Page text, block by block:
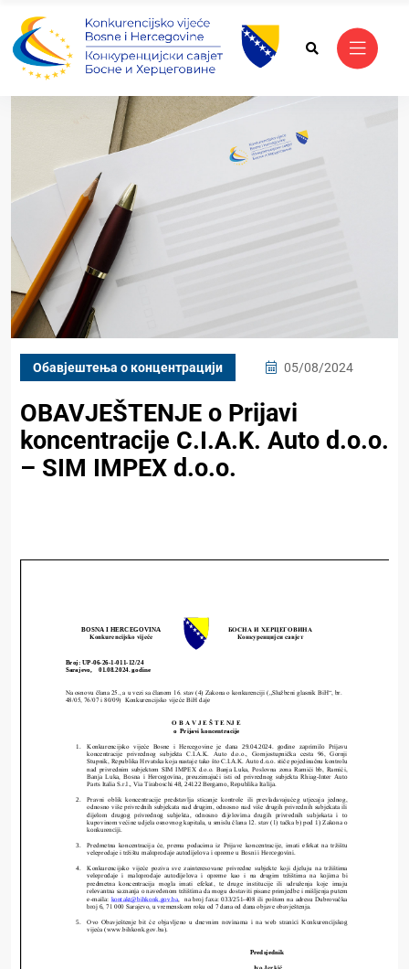
Обавјештења о концентрацији 05/08/2024
OBAVJEŠTENJE o Prijavi
koncentracije C.I.A.K. Auto d.o.o.
– SIM IMPEX d.o.o.